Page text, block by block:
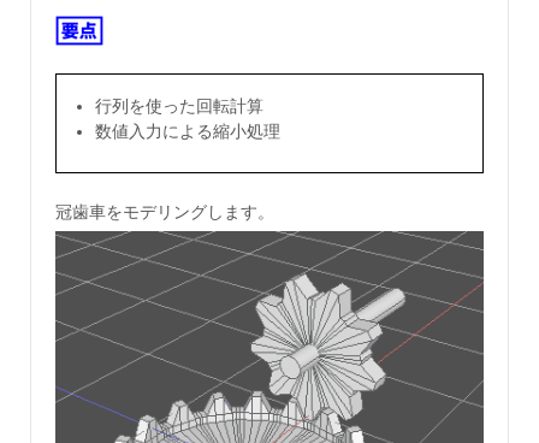
行列を使った回転計算
数値入力による縮小処理
冠歯車をモデリングします。